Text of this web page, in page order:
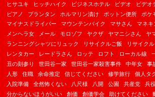
ヒサユキ
ヒッチハイク ビジネスホテル ビデオ ビデオ
ピアノ
プランタン ホルマリン漬け ボットン便所 ポケ
マイナスドライバー
マウンテンバイク マサさん マネキ
メンヘラ女
メール モロゾフ ヤクザ ヤマニシさん ヤ
ランニングシャツにリュック
リサイクルご飯 リサイク
レンタカー
レードラさん ロッテ ロフト ローカル線
丑の刻参り
世田谷一家 世田谷一家殺害事件 中年女 事
人形
住職 余命推定 信じてください 修学旅行 個人タ
入院準備
全然怖くない 八尺様 八開 公園 共産党 兵
分からないほうがいい
創価 創価学会 助けてください